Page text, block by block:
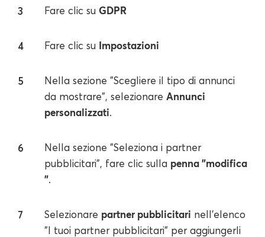
Fare clic su GDPR
Fare clic su Impostazioni
Nella sezione "Scegliere il tipo di annunci
da mostrare", selezionare Annunci
personalizzati.
Nella sezione "Seleziona i partner
pubblicitari", fare clic sulla penna "modifica
".
Selezionare partner pubblicitari nell'elenco
"I tuoi partner pubblicitari" per aggiungerli